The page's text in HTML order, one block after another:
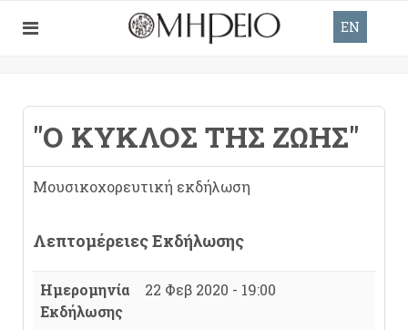
EN
"Ο ΚΎΚΛΟΣ ΤΗΣ ΖΩΉΣ"
Μουσικοχορευτική εκδήλωση
Λεπτομέρειες Εκδήλωσης
Ημερομηνία
Εκδήλωσης
22 Φεβ 2020 - 19:00